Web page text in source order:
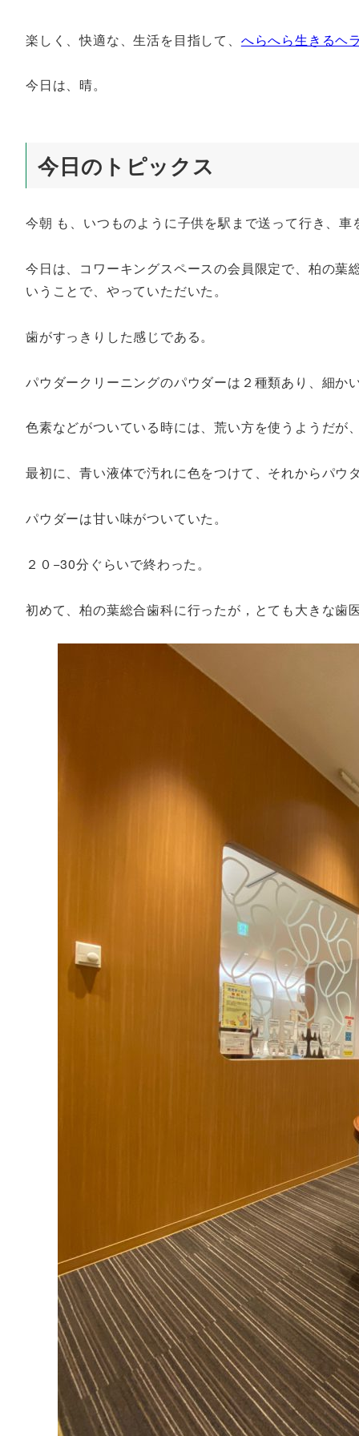
楽しく、快適な、生活を目指して、 へらへら生きるヘ
今日は、晴。
今日のトピックス
今朝 も、いつものように子供を駅まで送って行き、
今日は、コワーキングスペースの会員限定で、柏の
いうことで、やっていただいた。
歯がすっきりした感じである。
パウダークリーニングのパウダーは２種類あり、細か
色素などがついている時には、荒い方を使うようだが
最初に、青い液体で汚れに色をつけて、それからパ
パウダーは甘い味がついていた。
２０−30分ぐらいで終わった。
初めて、柏の葉総合歯科に行ったが，とても大きな歯